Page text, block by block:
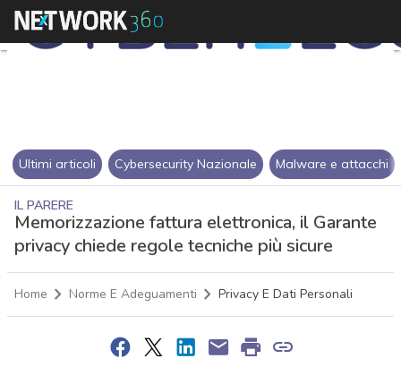
Ultimi articoli Cybersecurity Nazionale Malware e attacchi
IL PARERE
Memorizzazione fattura elettronica, il Garante
privacy chiede regole tecniche più sicure
Home Norme E Adeguamenti Privacy E Dati Personali